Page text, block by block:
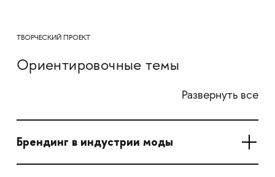
ТВОРЧЕСКИЙ ПРОЕКТ
Ориентировочные темы
Развернуть все
Брендинг в индустрии моды